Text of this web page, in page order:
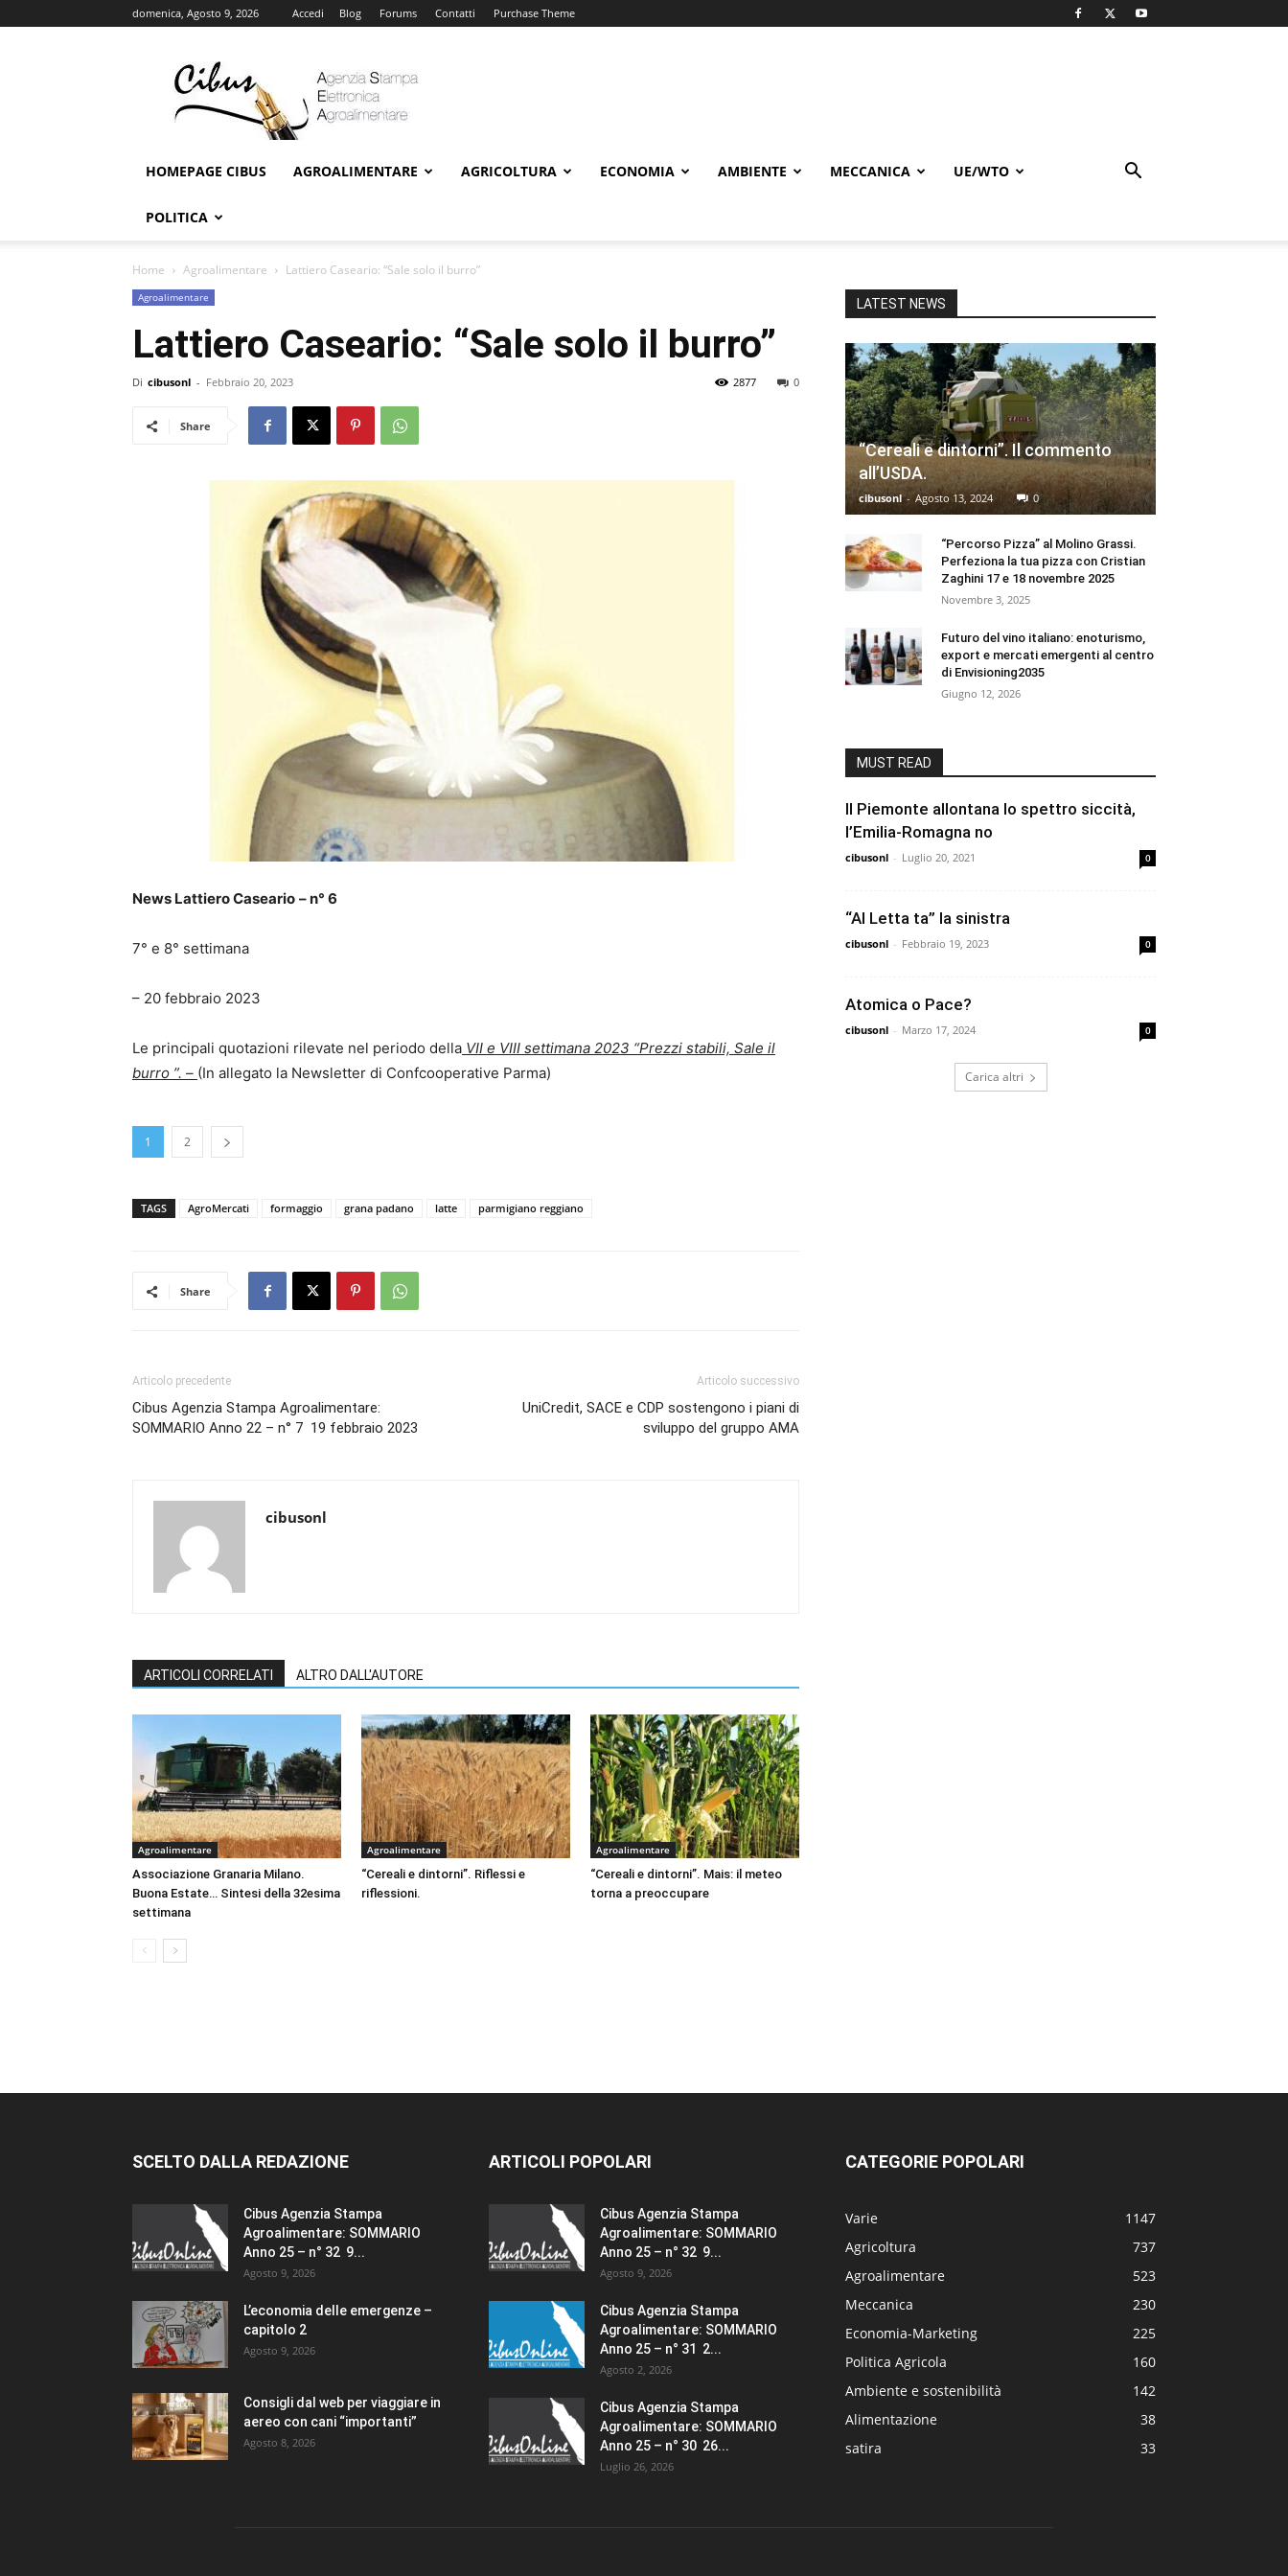
domenica, Agosto 9, 2026 Accedi Blog Forums Contatti Purchase Theme
Online
HOMEPAGE CIBUS AGROALIMENTARE AGRICOLTURA ECONOMIA AMBIENTE MECCANICA UE/WTO
POLITICA
Home Agroalimentare Lattiero Caseario: “Sale solo il burro”
Agroalimentare
Lattiero Caseario: “Sale solo il burro”
Di cibusonl - Febbraio 20, 2023 0
2877
Share
News Lattiero Caseario – n° 6
7° e 8° settimana
– 20 febbraio 2023
Le principali quotazioni rilevate nel periodo della VII e VIII settimana 2023 “Prezzi stabili, Sale il
burro ”. – (In allegato la Newsletter di Confcooperative Parma)
1 2
TAGS AgroMercati formaggio grana padano latte parmigiano reggiano
Share
Articolo precedente
Cibus Agenzia Stampa Agroalimentare:
SOMMARIO Anno 22 – n° 7 19 febbraio 2023
Articolo successivo
UniCredit, SACE e CDP sostengono i piani di
sviluppo del gruppo AMA
cibusonl
ARTICOLI CORRELATI ALTRO DALL'AUTORE
Agroalimentare
Associazione Granaria Milano.
Buona Estate… Sintesi della 32esima
settimana
Agroalimentare
“Cereali e dintorni”. Riflessi e
riflessioni.
Agroalimentare
“Cereali e dintorni”. Mais: il meteo
torna a preoccupare
LATEST NEWS
“Cereali e dintorni”. Il commento
all’USDA.
cibusonl - Agosto 13, 2024 0
“Percorso Pizza” al Molino Grassi.
Perfeziona la tua pizza con Cristian
Zaghini 17 e 18 novembre 2025
Novembre 3, 2025
Futuro del vino italiano: enoturismo,
export e mercati emergenti al centro
di Envisioning2035
Giugno 12, 2026
MUST READ
Il Piemonte allontana lo spettro siccità,
l’Emilia-Romagna no
cibusonl - Luglio 20, 2021 0
“Al Letta ta” la sinistra
cibusonl - Febbraio 19, 2023 0
Atomica o Pace?
cibusonl - Marzo 17, 2024 0
Carica altri
SCELTO DALLA REDAZIONE
Cibus Agenzia Stampa
Agroalimentare: SOMMARIO
Anno 25 – n° 32 9...
Agosto 9, 2026
L’economia delle emergenze –
capitolo 2
Agosto 9, 2026
Consigli dal web per viaggiare in
aereo con cani “importanti”
Agosto 8, 2026
ARTICOLI POPOLARI
Cibus Agenzia Stampa
Agroalimentare: SOMMARIO
Anno 25 – n° 32 9...
Agosto 9, 2026
Cibus Agenzia Stampa
Agroalimentare: SOMMARIO
Anno 25 – n° 31 2...
Agosto 2, 2026
Cibus Agenzia Stampa
Agroalimentare: SOMMARIO
Anno 25 – n° 30 26...
Luglio 26, 2026
CATEGORIE POPOLARI
Varie
1147
Agricoltura
737
Agroalimentare
523
Meccanica
230
Economia-Marketing
225
Politica Agricola
160
Ambiente e sostenibilità
142
Alimentazione
38
satira
33